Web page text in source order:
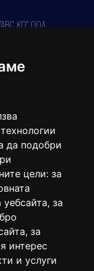
да подобри
цели: за
, за
, за
интерес
и услуги
КО" ООД,